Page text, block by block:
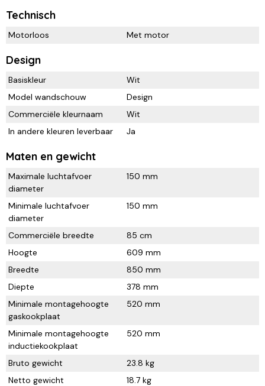
Technisch
Motorloos Met motor
Design
Basiskleur
Wit
Model wandschouw
Design
Commerciële kleurnaam
Wit
In andere kleuren leverbaar
Ja
Maten en gewicht
Maximale luchtafvoer
diameter
150 mm
Minimale luchtafvoer
diameter
150 mm
Commerciële breedte
85 cm
Hoogte
609 mm
Breedte
850 mm
Diepte
378 mm
Minimale montagehoogte
gaskookplaat
520 mm
Minimale montagehoogte
inductiekookplaat
520 mm
Bruto gewicht
23.8 kg
Netto gewicht
18.7 kg